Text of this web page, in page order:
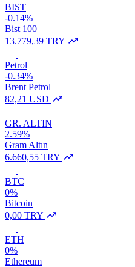
BIST
-0.14%
Bist 100
13.779,39 TRY
Petrol
-0.34%
Brent Petrol
82,21 USD
GR. ALTIN
2.59%
Gram Altın
6.660,55 TRY
BTC
0%
Bitcoin
0,00 TRY
ETH
0%
Ethereum